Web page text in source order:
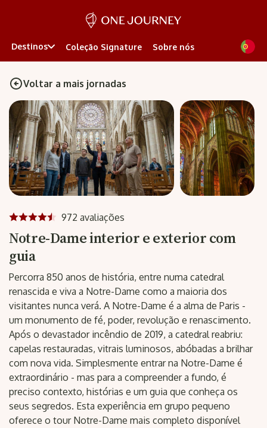
Destinos Coleção Signature Sobre nós
Voltar a mais jornadas
972 avaliações
Notre-Dame interior e exterior com
guia
Percorra 850 anos de história, entre numa catedral
renascida e viva a Notre-Dame como a maioria dos
visitantes nunca verá. A Notre-Dame é a alma de Paris -
um monumento de fé, poder, revolução e renascimento.
Após o devastador incêndio de 2019, a catedral reabriu:
capelas restauradas, vitrais luminosos, abóbadas a brilhar
com nova vida. Simplesmente entrar na Notre-Dame é
extraordinário - mas para a compreender a fundo, é
preciso contexto, histórias e um guia que conheça os
seus segredos. Esta experiência em grupo pequeno
oferece o tour Notre-Dame mais completo disponível